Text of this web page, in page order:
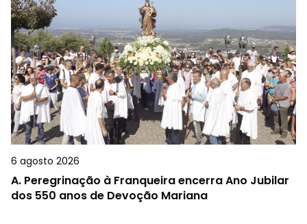
6 agosto 2026
A. Peregrinação à Franqueira encerra Ano Jubilar
dos 550 anos de Devoção Mariana